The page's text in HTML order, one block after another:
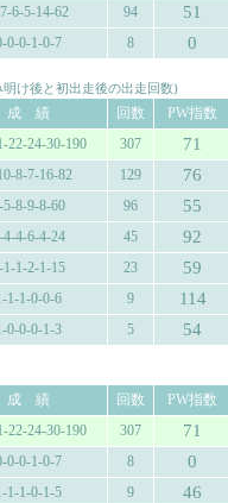
6-5-14-62 94 51
0-0-1-0-7 8 0
け後と初出走後の出走回数)
成 績 回数
PW指数
22-24-30-190 307 71
8-7-16-82 129 76
5-8-9-8-60 96 55
4-4-6-4-24 45 92
1-1-2-1-15 23 59
1-1-0-0-6 9 114
0-0-0-1-3 5 54
成 績 回数
PW指数
22-24-30-190 307 71
0-0-1-0-7 8 0
1-1-0-1-5 9 46